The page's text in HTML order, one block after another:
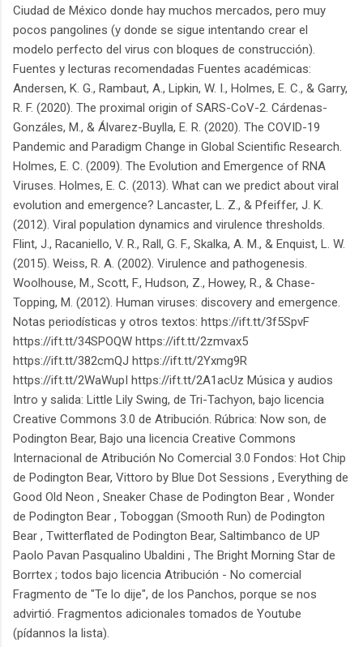
Ciudad de México donde hay muchos mercados, pero muy
pocos pangolines (y donde se sigue intentando crear el
modelo perfecto del virus con bloques de construcción).
Fuentes y lecturas recomendadas Fuentes académicas:
Andersen, K. G., Rambaut, A., Lipkin, W. I., Holmes, E. C., & Garry,
R. F. (2020). The proximal origin of SARS-CoV-2. Cárdenas-
Gonzáles, M., & Álvarez-Buylla, E. R. (2020). The COVID-19
Pandemic and Paradigm Change in Global Scientific Research.
Holmes, E. C. (2009). The Evolution and Emergence of RNA
Viruses. Holmes, E. C. (2013). What can we predict about viral
evolution and emergence? Lancaster, L. Z., & Pfeiffer, J. K.
(2012). Viral population dynamics and virulence thresholds.
Flint, J., Racaniello, V. R., Rall, G. F., Skalka, A. M., & Enquist, L. W.
(2015). Weiss, R. A. (2002). Virulence and pathogenesis.
Woolhouse, M., Scott, F., Hudson, Z., Howey, R., & Chase-
Topping, M. (2012). Human viruses: discovery and emergence.
Notas periodísticas y otros textos: https://ift.tt/3f5SpvF
https://ift.tt/34SPOQW https://ift.tt/2zmvax5
https://ift.tt/382cmQJ https://ift.tt/2Yxmg9R
https://ift.tt/2WaWupI https://ift.tt/2A1acUz Música y audios
Intro y salida: Little Lily Swing, de Tri-Tachyon, bajo licencia
Creative Commons 3.0 de Atribución. Rúbrica: Now son, de
Podington Bear, Bajo una licencia Creative Commons
Internacional de Atribución No Comercial 3.0 Fondos: Hot Chip
de Podington Bear, Vittoro by Blue Dot Sessions , Everything de
Good Old Neon , Sneaker Chase de Podington Bear , Wonder
de Podington Bear , Toboggan (Smooth Run) de Podington
Bear , Twitterflated de Podington Bear, Saltimbanco de UP
Paolo Pavan Pasqualino Ubaldini , The Bright Morning Star de
Borrtex ; todos bajo licencia Atribución - No comercial
Fragmento de "Te lo dije", de los Panchos, porque se nos
advirtió. Fragmentos adicionales tomados de Youtube
(pídannos la lista).